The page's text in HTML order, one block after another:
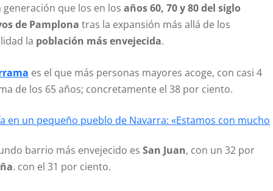
que los en los años 60, 70 y 80 del siglo
de Pamplona tras la expansión más allá de los
la población más envejecida.
es el que más personas mayores acoge, con casi 4
de los 65 años; concretamente el 38 por ciento.
en un pequeño pueblo de Navarra: «Estamos con mucho
barrio más envejecido es San Juan, con un 32 por
. con el 31 por ciento.